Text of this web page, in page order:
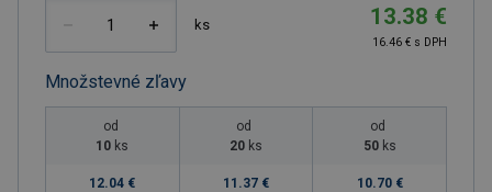
ks 13.38 €
16.46 € s DPH
Množstevné zľavy
od
10 ks
12.04 €
od
20 ks
11.37 €
od
50 ks
10.70 €